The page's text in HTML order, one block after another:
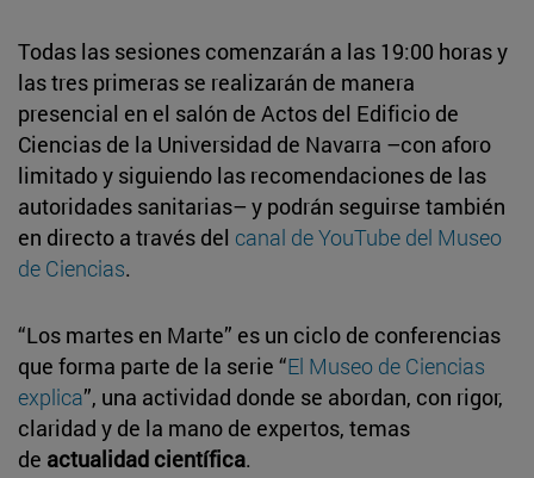
Todas las sesiones comenzarán a las 19:00 horas y
las tres primeras se realizarán de manera
presencial en el salón de Actos del Edificio de
Ciencias de la Universidad de Navarra –con aforo
limitado y siguiendo las recomendaciones de las
autoridades sanitarias– y podrán seguirse también
en directo a través del canal de YouTube del Museo
de Ciencias.
“Los martes en Marte” es un ciclo de conferencias
que forma parte de la serie “El Museo de Ciencias
explica”, una actividad donde se abordan, con rigor,
claridad y de la mano de expertos, temas
de actualidad científica.